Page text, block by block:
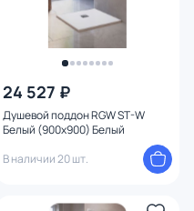
24 527 ₽
Душевой поддон RGW ST-W
Белый (900x900) Белый
В наличии 20 шт.